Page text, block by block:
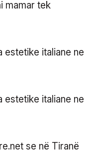
mamar tek
se në Tiranë